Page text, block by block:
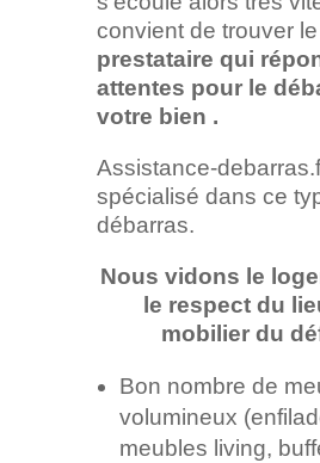
convient de trouver le
prestataire qui
attentes pour le
votre bien .
Assistance-
spécialisé dans ce
débarras.
Nous vidons le
le respect du
mobilier du
Bon nombre de
volumineux
meubles living,